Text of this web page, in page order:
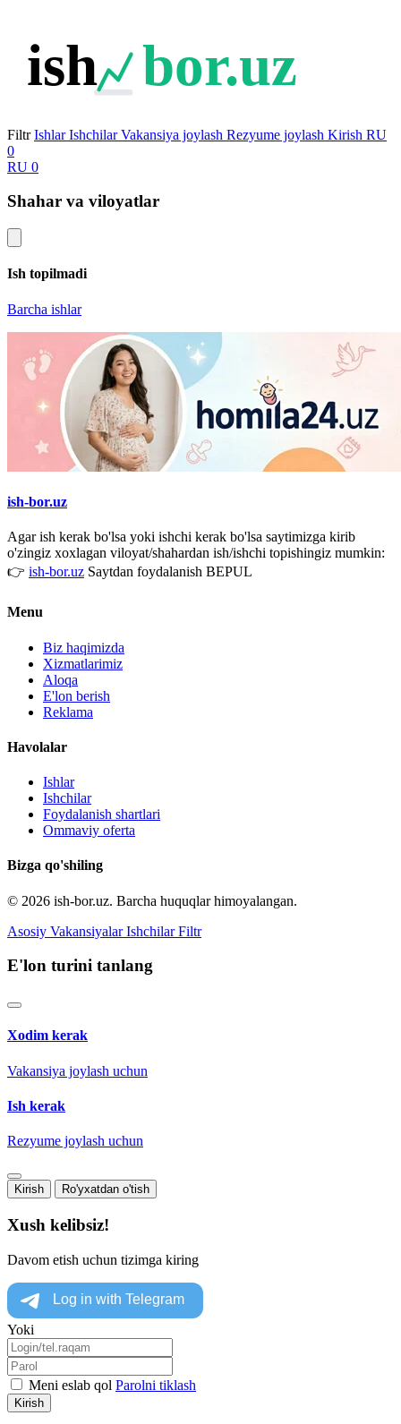
ish bor.uz
Filtr Ishlar Ishchilar Vakansiya joylash Rezyume joylash Kirish RU
0
RU 0
Shahar va viloyatlar
Ish topilmadi
Barcha ishlar
ish-bor.uz
Agar ish kerak bo'lsa yoki ishchi kerak bo'lsa saytimizga kirib
o'zingiz xoxlagan viloyat/shahardan ish/ishchi topishingiz mumkin:
👉 ish-bor.uz Saytdan foydalanish BEPUL
Menu
Biz haqimizda
Xizmatlarimiz
Aloqa
E'lon berish
Reklama
Havolalar
Ishlar
Ishchilar
Foydalanish shartlari
Ommaviy oferta
Bizga qo'shiling
© 2026 ish-bor.uz. Barcha huquqlar himoyalangan.
Asosiy Vakansiyalar Ishchilar Filtr
E'lon turini tanlang
Xodim kerak
Vakansiya joylash uchun
Ish kerak
Rezyume joylash uchun
Kirish Ro'yxatdan o'tish
Xush kelibsiz!
Davom etish uchun tizimga kiring
Yoki
Meni eslab qol Parolni tiklash
Kirish